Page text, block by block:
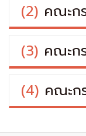
(2) คณะก
(3) คณะก
(4) คณะก